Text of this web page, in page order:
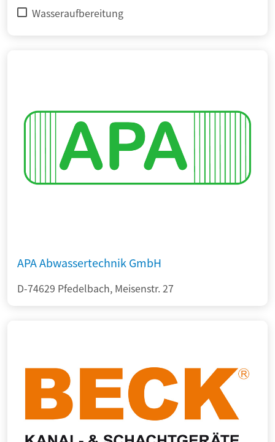
Wasseraufbereitung
APA Abwassertechnik GmbH
D-74629 Pfedelbach, Meisenstr. 27